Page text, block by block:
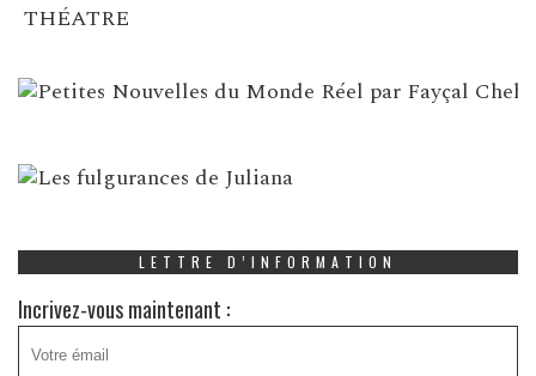
THÉATRE
LETTRE D’INFORMATION
Incrivez-vous maintenant :